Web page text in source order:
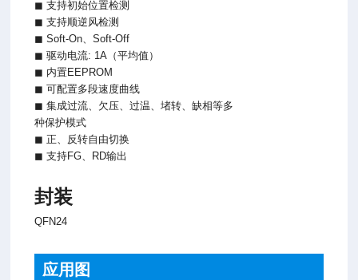
◼ 支持初始位置检测
◼ 支持顺逆风检测
◼ Soft-On、Soft-Off
◼ 驱动电流: 1A（平均值）
◼ 内置EEPROM
◼ 可配置多段速度曲线
◼ 集成过流、欠压、过温、堵转、缺相等多
种保护模式
◼ 正、反转自由切换
◼ 支持FG、RD输出
封装
QFN24
应用图